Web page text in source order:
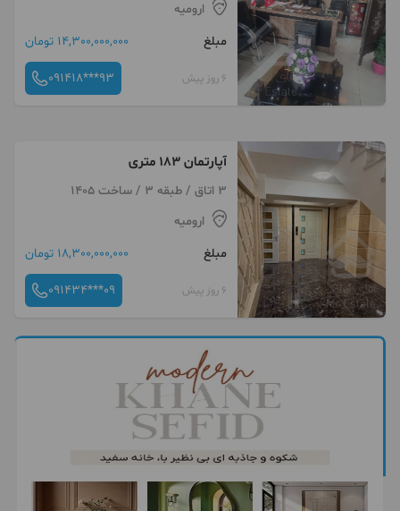
ارومیه
مبلغ
14,300,000,000 تومان
6 روز پیش 091418***93
آپارتمان ۱۸۳ متری
3 اتاق / طبقه 3 / ساخت 1405
ارومیه
مبلغ
18,300,000,000 تومان
6 روز پیش 091434***09